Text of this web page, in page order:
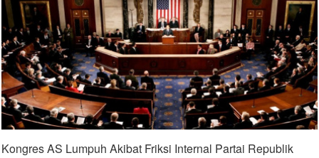
Kongres AS Lumpuh Akibat Friksi Internal Partai Republik